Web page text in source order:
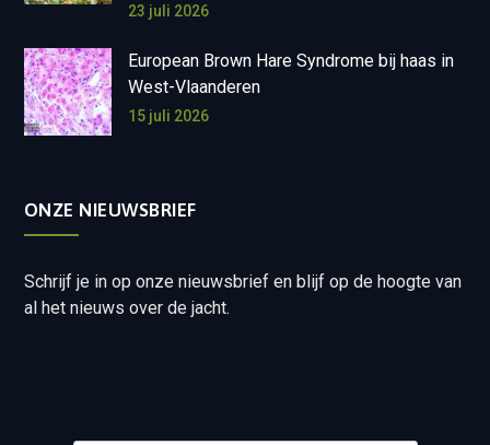
23 juli 2026
European Brown Hare Syndrome bij haas in
West-Vlaanderen
15 juli 2026
ONZE NIEUWSBRIEF
Schrijf je in op onze nieuwsbrief en blijf op de hoogte van
al het nieuws over de jacht.